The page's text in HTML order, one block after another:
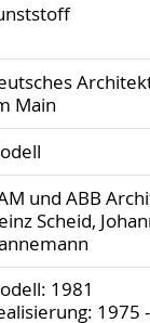
Main
und ABB
Scheid,
1981
1975